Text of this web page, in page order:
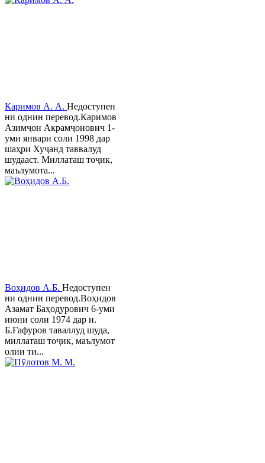
Каримов А. А. Недоступен
ни однин перевод.Каримов
Азимҷон Акрамҷонович 1-
уми январи соли 1998 дар
шаҳри Хуҷанд таввалуд
шудааст. Миллаташ тоҷик,
маълумота...
Воҳидов А.Б. Недоступен
ни однин перевод.Воҳидов
Азамат Баҳодурович 6-уми
июни соли 1974 дар н.
Б.Ғафуров таваллуд шуда,
миллаташ тоҷик, маълумот
олии ти...